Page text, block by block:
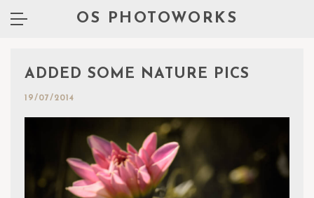
OS PHOTOWORKS
ADDED SOME NATURE PICS
19/07/2014